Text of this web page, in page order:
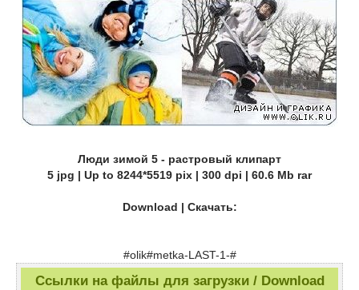
Люди зимой 5 - растровый клипарт
5 jpg | Up to 8244*5519 pix | 300 dpi | 60.6 Mb rar
Download | Скачать:
#olik#metka-LAST-1-#
Ссылки на файлы для загрузки / Download